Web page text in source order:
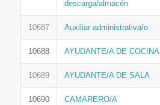
descarga/almacén
10687 Auxiliar administrativa/o
10688 AYUDANTE/A DE COCINA
10689 AYUDANTE/A DE SALA
10690 CAMARERO/A